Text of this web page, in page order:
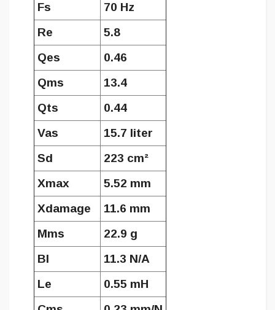
Fs
70 Hz
Re
5.8
Qes
0.46
Qms
13.4
Qts
0.44
Vas
15.7 liter
Sd
223 cm²
Xmax
5.52 mm
Xdamage
11.6 mm
Mms
22.9 g
Bl
11.3 N/A
Le
0.55 mH